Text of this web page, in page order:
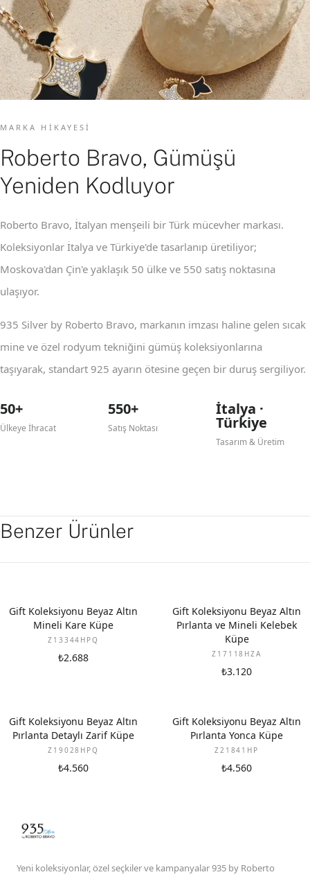
MARKA HIKAYESI
Roberto Bravo, Gümüşü
Yeniden Kodluyor
Roberto Bravo, İtalyan menşeili bir Türk mücevher markası.
Koleksiyonlar İtalya ve Türkiye'de tasarlanıp üretiliyor;
Moskova'dan Çin'e yaklaşık 50 ülke ve 550 satış noktasına
ulaşıyor.
935 Silver by Roberto Bravo, markanın imzası haline gelen sıcak
mine ve özel rodyum tekniğini gümüş koleksiyonlarına
taşıyarak, standart 925 ayarın ötesine geçen bir duruş sergiliyor.
50+
Ülkeye İhracat
550+
Satış Noktası
İtalya ·
Türkiye
Tasarım & Üretim
Benzer Ürünler
YENI
Gift Koleksiyonu Beyaz Altın
Mineli Kare Küpe
Z13344HPQ
₺2.688
YENI
Gift Koleksiyonu Beyaz Altın
Pırlanta ve Mineli Kelebek
Küpe
Z17118HZA
₺3.120
YENI
Gift Koleksiyonu Beyaz Altın
Pırlanta Detaylı Zarif Küpe
Z19028HPQ
₺4.560
YENI
Gift Koleksiyonu Beyaz Altın
Pırlanta Yonca Küpe
Z21841HP
₺4.560
Yeni koleksiyonlar, özel seçkiler ve kampanyalar 935 by Roberto